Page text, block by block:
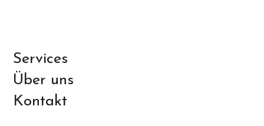
Services
Über uns
Kontakt